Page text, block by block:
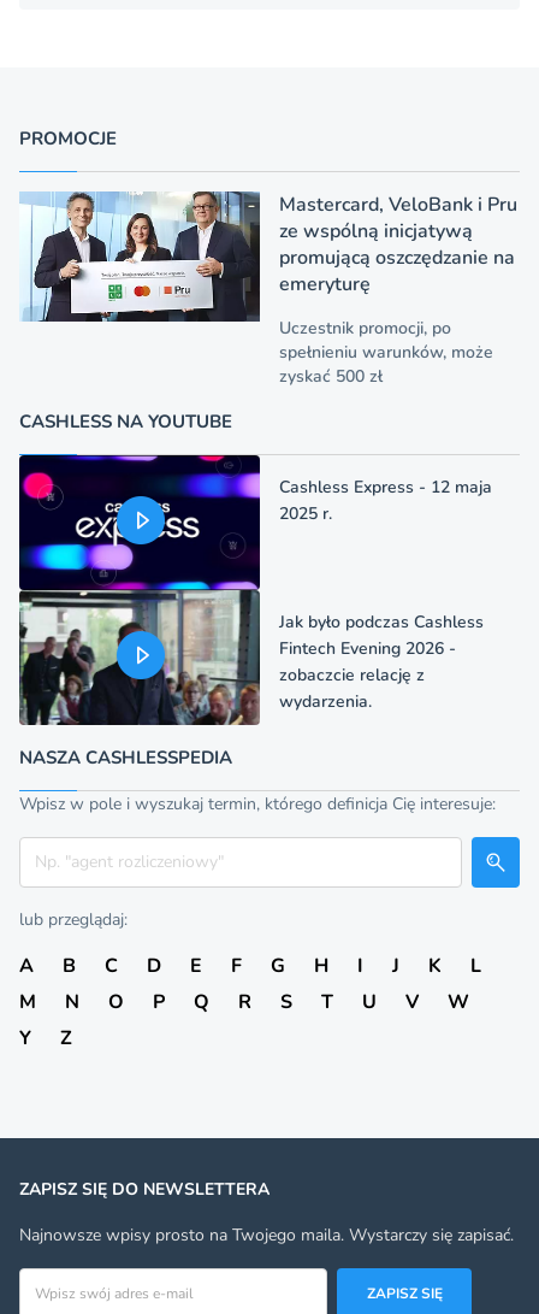
PROMOCJE
Mastercard, VeloBank i Pru
ze wspólną inicjatywą
promującą oszczędzanie na
emeryturę
Uczestnik promocji, po
spełnieniu warunków, może
zyskać 500 zł
CASHLESS NA YOUTUBE
Cashless Express - 12 maja
2025 r.
Jak było podczas Cashless
Fintech Evening 2026 -
zobaczcie relację z
wydarzenia.
NASZA CASHLESSPEDIA
Wpisz w pole i wyszukaj termin, którego definicja Cię interesuje:
Szukaj
lub przeglądaj:
A B C D E F G H I J K
L
M
N O P Q R S T U V
W
Y
Z
ZAPISZ SIĘ DO NEWSLETTERA
Najnowsze wpisy prosto na Twojego maila. Wystarczy się zapisać.
Adres email
ZAPISZ SIĘ